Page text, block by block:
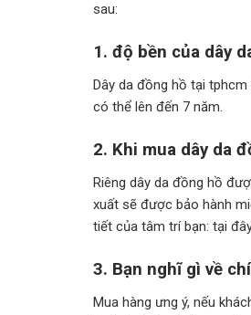
sau:
1. độ bền của dây
Dây da đồng hồ tại
có thể lên đến 7 năm.
2. Khi mua dây da
Riêng dây da đồng hồ
xuất sẽ được bảo hành
tiết của tâm trí bạn: tại
3. Bạn nghĩ gì về
Mua hàng ưng ý, nếu